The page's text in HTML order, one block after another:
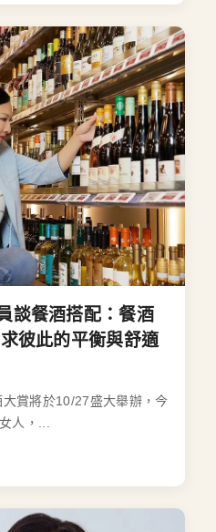
談餐酒搭配：餐酒
彼此的平衡與舒適
賞將於10/27盛大舉辦，今
人，...